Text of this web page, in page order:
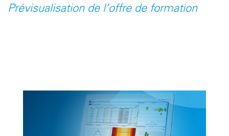
Prévisualisation de l’offre de formation